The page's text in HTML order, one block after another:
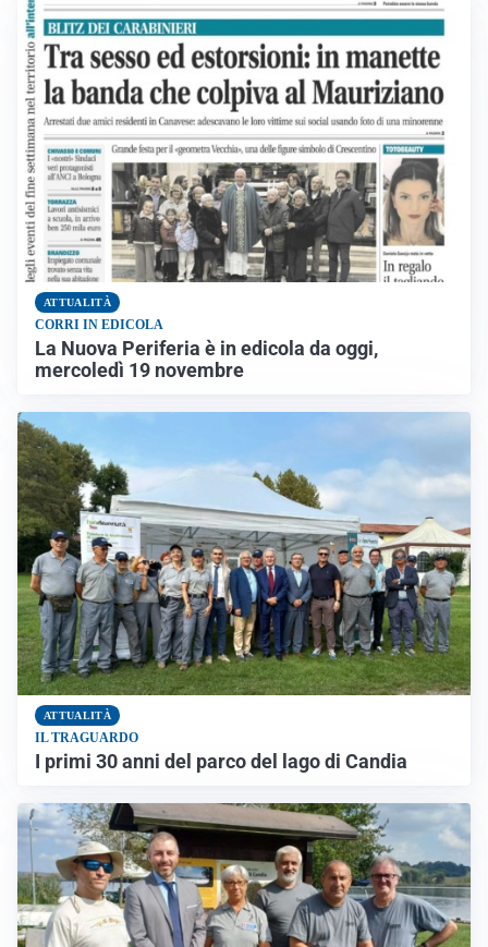
ATTUALITÀ
CORRI IN EDICOLA
La Nuova Periferia è in edicola da oggi,
mercoledì 19 novembre
ATTUALITÀ
IL TRAGUARDO
I primi 30 anni del parco del lago di Candia